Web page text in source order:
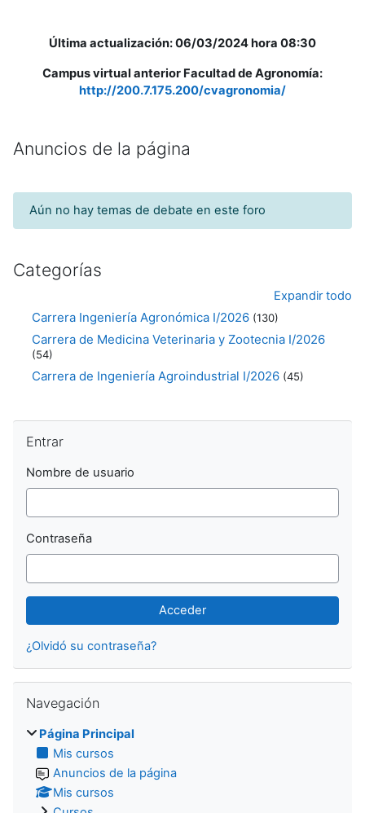
Última actualización: 06/03/2024 hora 08:30
Campus virtual anterior Facultad de Agronomía:
http://200.7.175.200/cvagronomia/
Anuncios de la página
Aún no hay temas de debate en este foro
Categorías
Expandir todo
Carrera Ingeniería Agronómica I/2026 (130)
Carrera de Medicina Veterinaria y Zootecnia I/2026
(54)
Carrera de Ingeniería Agroindustrial I/2026 (45)
Entrar
Nombre de usuario
Contraseña
¿Olvidó su contraseña?
Navegación
Página Principal
Mis cursos
Anuncios de la página
Mis cursos